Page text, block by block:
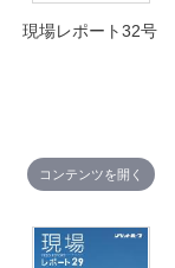
現場レポート32号
コンテンツを開く